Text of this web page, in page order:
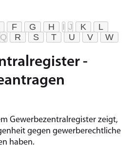
F G H I J K
L
Q R S T U V
W
-
Gewerbezentralregister zeigt,
gegen gewerberechtliche
haben.